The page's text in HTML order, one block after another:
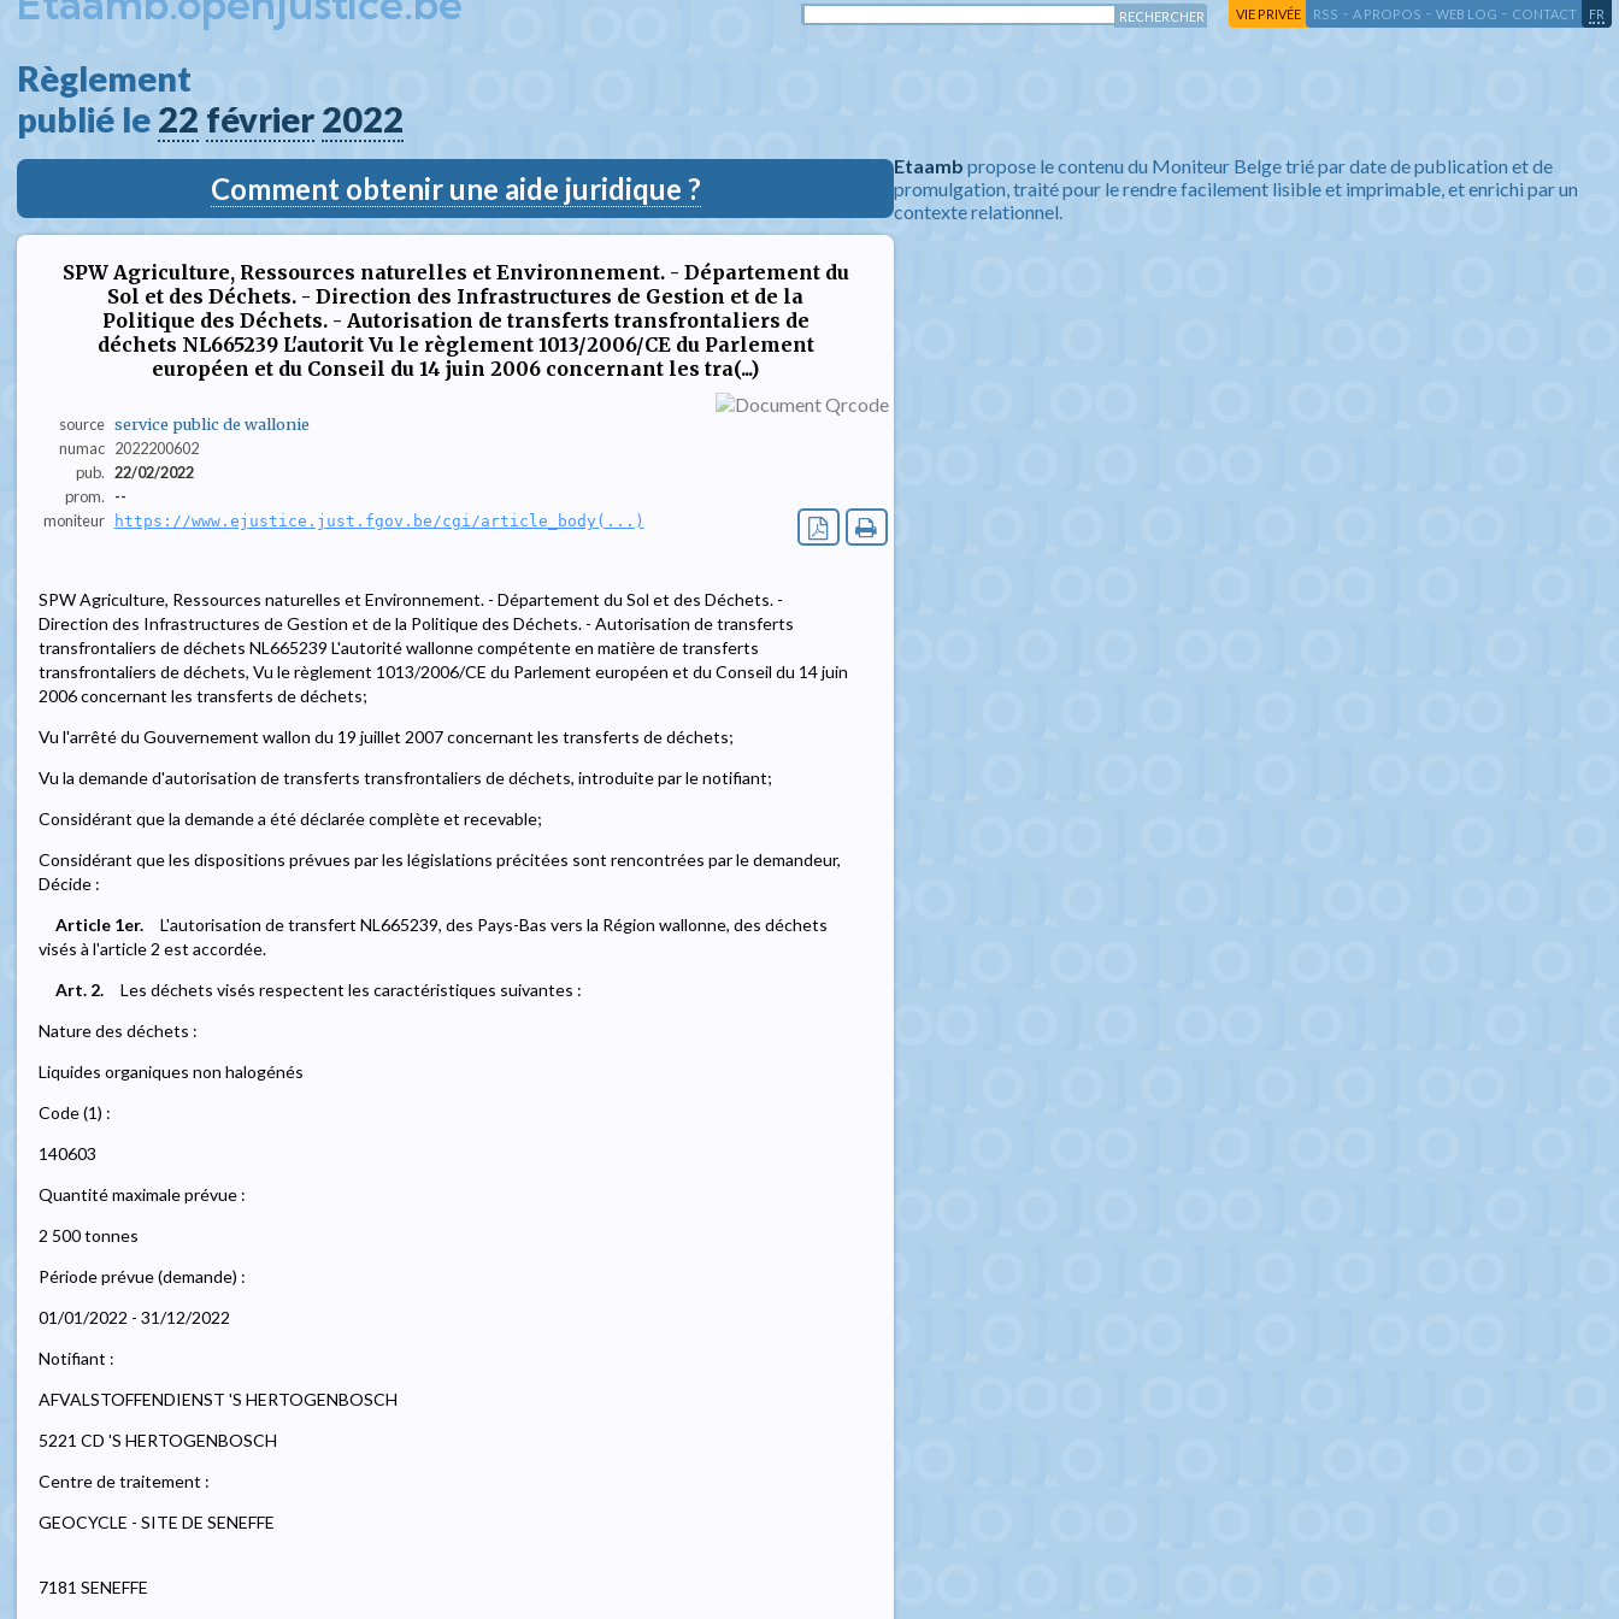
VIE PRIVÉE RSS - A PROPOS - WEB LOG - CONTACT FR
Règlement
publié le 22 février 2022
Comment obtenir une aide juridique ?
SPW Agriculture, Ressources naturelles et Environnement. - Département du
Sol et des Déchets. - Direction des Infrastructures de Gestion et de la
Politique des Déchets. - Autorisation de transferts transfrontaliers de
déchets NL665239 L'autorit Vu le règlement 1013/2006/CE du Parlement
européen et du Conseil du 14 juin 2006 concernant les tra(...)
source service public de wallonie
numac 2022200602
pub. 22/02/2022
prom.
--
moniteur
https://www.ejustice.just.fgov.be/cgi/article_body(...)
SPW Agriculture, Ressources naturelles et Environnement. - Département du Sol et des Déchets. -
Direction des Infrastructures de Gestion et de la Politique des Déchets. - Autorisation de transferts
transfrontaliers de déchets NL665239 L'autorité wallonne compétente en matière de transferts
transfrontaliers de déchets, Vu le règlement 1013/2006/CE du Parlement européen et du Conseil du 14 juin
2006 concernant les transferts de déchets;
Vu l'arrêté du Gouvernement wallon du 19 juillet 2007 concernant les transferts de déchets;
Vu la demande d'autorisation de transferts transfrontaliers de déchets, introduite par le notifiant;
Considérant que la demande a été déclarée complète et recevable;
Considérant que les dispositions prévues par les législations précitées sont rencontrées par le demandeur,
Décide :
Article 1er.
L'autorisation de transfert NL665239, des Pays-Bas vers la Région wallonne, des déchets
visés à l'article 2 est accordée.
Art. 2.
Les déchets visés respectent les caractéristiques suivantes :
Nature des déchets :
Liquides organiques non halogénés
Code (1) :
140603
Quantité maximale prévue :
2 500 tonnes
Période prévue (demande) :
01/01/2022 - 31/12/2022
Notifiant :
AFVALSTOFFENDIENST 'S HERTOGENBOSCH
5221 CD 'S HERTOGENBOSCH
Centre de traitement :
GEOCYCLE - SITE DE SENEFFE
7181 SENEFFE
Etaamb propose le contenu du Moniteur Belge trié par date de publication et de
promulgation, traité pour le rendre facilement lisible et imprimable, et enrichi par un
contexte relationnel.